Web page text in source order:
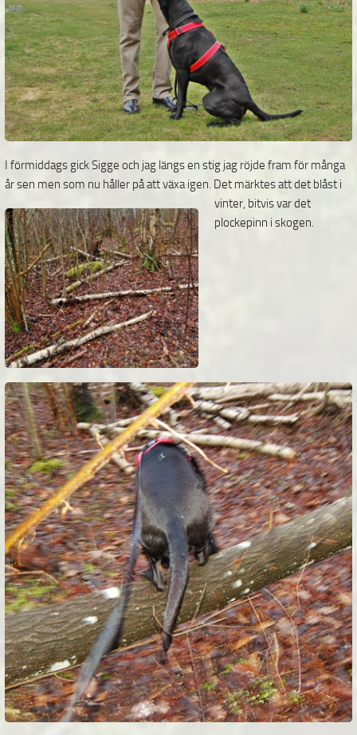
I förmiddags gick Sigge och jag längs en stig jag röjde fram för många
år sen men som nu håller på attväxa igen. Det märktes att det blåst i
vinter, bitvis var det
plockepinn i skogen.